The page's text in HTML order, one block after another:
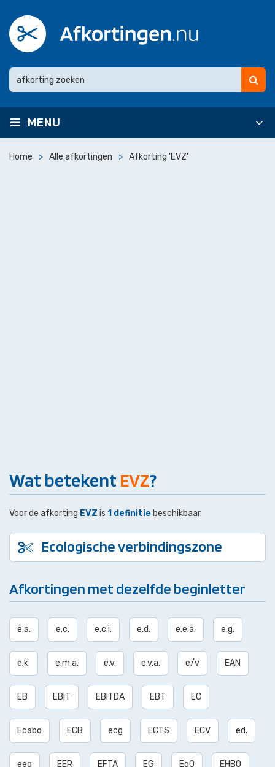
MENU
Home Alle afkortingen Afkorting 'EVZ'
Wat betekent EVZ?
Voor de afkorting EVZ is 1 definitie beschikbaar.
Ecologische verbindingszone
Afkortingen met dezelfde beginletter
e.a. e.c. e.c.i. e.d. e.e.a. e.g.
e.k. e.m.a. e.v. e.v.a. e/v EAN
EB EBIT EBITDA EBT EC
Ecabo ECB ecg ECTS ECV ed.
eeg EER EFTA EG EgO EHBO